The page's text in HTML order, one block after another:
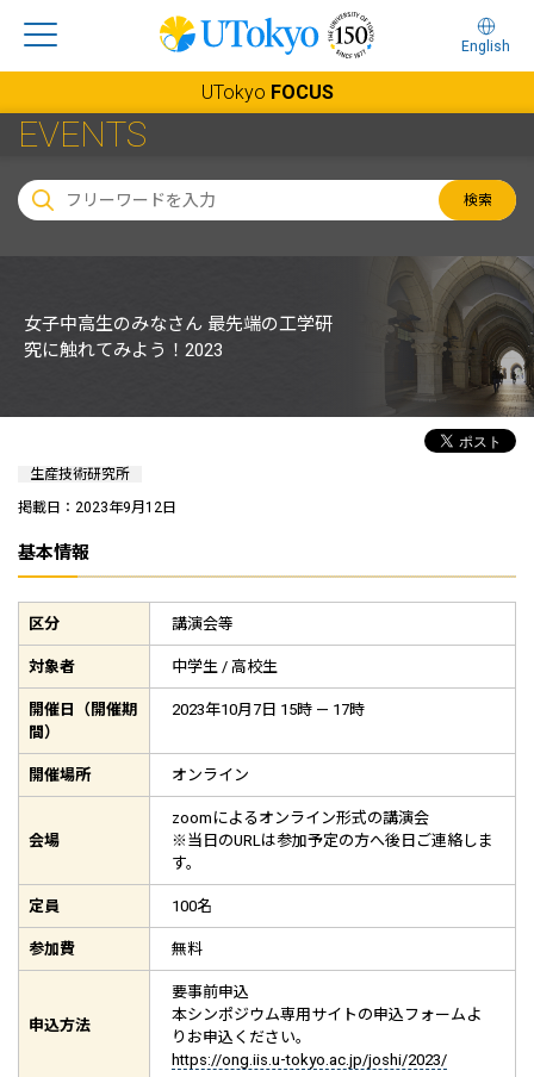
English
UTokyo FOCUS
EVENTS
検索
女子中高生のみなさん 最先端の工学研
究に触れてみよう！2023
生産技術研究所
掲載日：2023年9月12日
基本情報
区分 講演会等
対象者 中学生 / 高校生
開催日（開催期
間）
2023年10月7日 15時 — 17時
開催場所 オンライン
会場
zoomによるオンライン形式の講演会
※ 当日のURLは参加予定の方へ後日ご連絡しま
す。
定員 100名
参加費 無料
申込方法
要事前申込
本シンポジウム専用サイトの申込フォームよ
りお申込ください。
https://ong.iis.u-tokyo.ac.jp/joshi/2023/